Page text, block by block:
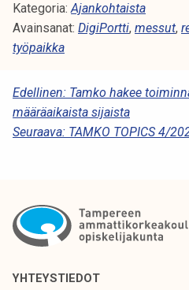
Kategoria:Ajankohtaista
Avainsanat: DigiPortti, messut,
työpaikka
A
R
K
L
Edellinen: Tamko hakee
määräaikaista sijaista
Seuraava: TAMKO TOPICS 4/
YHTEYSTIEDOT